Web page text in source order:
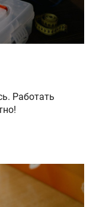
Работать